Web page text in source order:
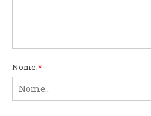
Nome:*